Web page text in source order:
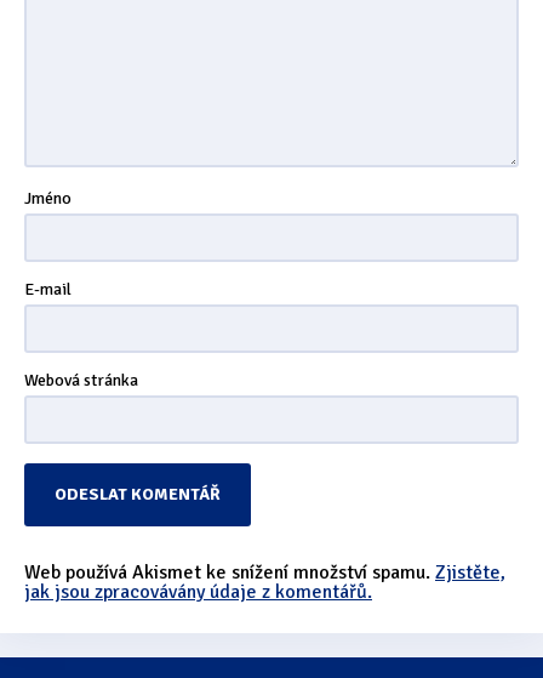
Jméno
E-mail
Webová stránka
Web používá Akismet ke snížení množství spamu. Zjistěte,
jak jsou zpracovávány údaje z komentářů.